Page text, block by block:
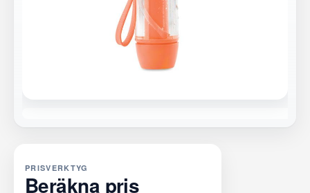
PRISVERKTYG
Beräkna pris